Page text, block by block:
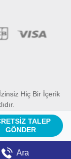
TALEP
GÖNDER
Ara
Hiç Bir İçerik